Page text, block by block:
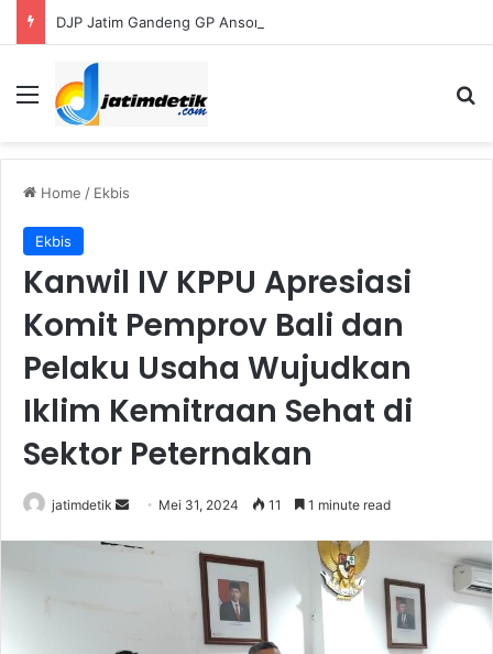
Menu
Home / Ekbis
Ekbis
Kanwil IV KPPU Apresiasi
Komit Pemprov Bali dan
Pelaku Usaha Wujudkan
Iklim Kemitraan Sehat di
Sektor Peternakan
jatimdetik Mei 31, 2024 11 1 minute read